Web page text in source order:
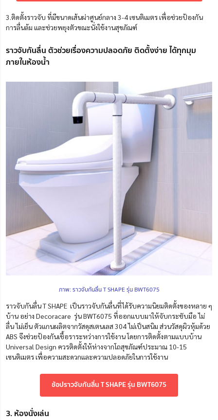
3.ติดตั้งราวจับ ที่มีขนาดเส้นผ่าศูนย์กลาง 3-4 เซนติเมตร เพื่อช่วยป้องกัน
การลื่นล้ม และช่วยพยุงตัวขณะนั่งใช้งานสุขภัณฑ์
ราวจับกันลื่น ตัวช่วยเรื่องความปลอดภัย ติดตั้งง่าย ได้ทุกมุม
ภายในห้องน้ำ
ภาพ: ราวจับกันลื่น T SHAPE รุ่น BWT6075
ราวจับกันลื่น T SHAPE เป็นราวจับกันลื่นที่ได้รับความนิยมติดตั้งของหลาย ๆ
บ้าน อย่าง Decoracare รุ่น BWT6075 ที่ออกแบบมาให้จับกระชับมือ ไม่
ลื่น ไม่เย็น ตัวแกนผลิตจากวัสดุสเตนเลส 304 ไม่เป็นสนิม ส่วนวัสดุผิวหุ้มด้วย
ABS จึงช่วยป้องกันเชื้อราระหว่างการใช้งาน โดยการติดตั้งตามแบบบ้าน
Universal Design ควรติดตั้งให้ห่างจากโถสุขภัณฑ์ประมาณ 10-15
เซนติเมตร เพื่อความสะดวกและความปลอดภัยในการใช้งาน
ช้อปราวจับกันลื่น T SHAPE รุ่น BWT6075
3. ห้องนั่งเล่น